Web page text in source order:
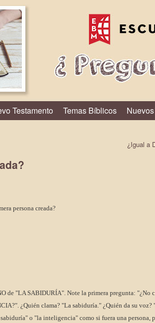
Testamento Temas Bíblicos
¿Igual a
persona creada?
de "LA SABIDURÍA". Note la primera pregunta: "¿No
¿Quién clama? "La sabiduría." ¿Quién da su
o "la inteligencia" como si fuera una persona,